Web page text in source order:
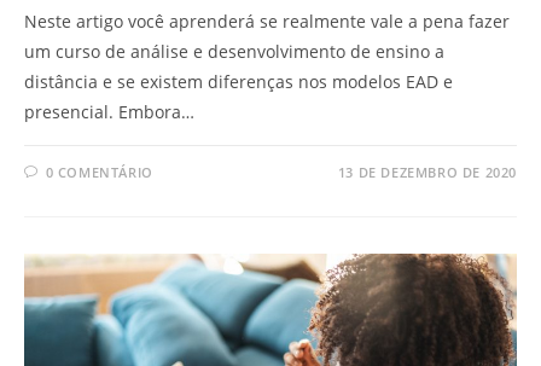
Neste artigo você aprenderá se realmente vale a pena fazer
um curso de análise e desenvolvimento de ensino a
distância e se existem diferenças nos modelos EAD e
presencial. Embora…
0 COMENTÁRIO 13 DE DEZEMBRO DE 2020